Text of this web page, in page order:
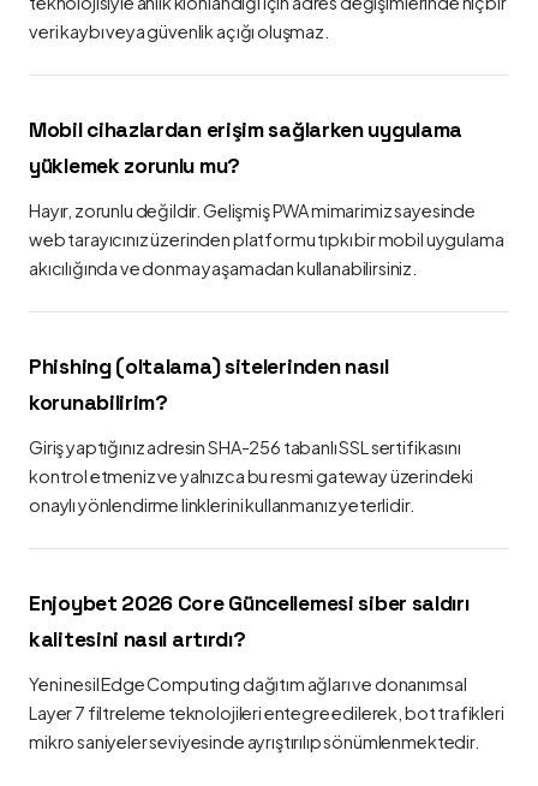
veri kaybı veya güvenlik açığı oluşmaz.
Mobil cihazlardan erişim sağlarken uygulama
yüklemek zorunlu mu?
Hayır, zorunlu değildir. Gelişmiş PWA mimarimiz sayesinde
web tarayıcınız üzerinden platformu tıpkı bir mobil uygulama
akıcılığında ve donma yaşamadan kullanabilirsiniz.
Phishing (oltalama) sitelerinden nasıl
korunabilirim?
Giriş yaptığınız adresin SHA-256 tabanlı SSL sertifikasını
kontrol etmeniz ve yalnızca bu resmi gateway üzerindeki
onaylı yönlendirme linklerini kullanmanız yeterlidir.
Enjoybet 2026 Core Güncellemesi siber saldırı
kalitesini nasıl artırdı?
Yeni nesil Edge Computing dağıtım ağları ve donanımsal
Layer 7 filtreleme teknolojileri entegre edilerek, bot trafikleri
mikro saniyeler seviyesinde ayrıştırılıp sönümlenmektedir.